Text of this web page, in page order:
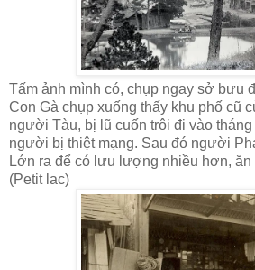
Tấm ảnh mình có, chụp ngay sở bưu
Con Gà chụp xuống thấy khu phố cũ
người Tàu, bị lũ cuốn trôi đi vào
người bị thiệt mạng. Sau đó người
Lớn ra để có lưu lượng nhiều hơn,
(Petit lac)